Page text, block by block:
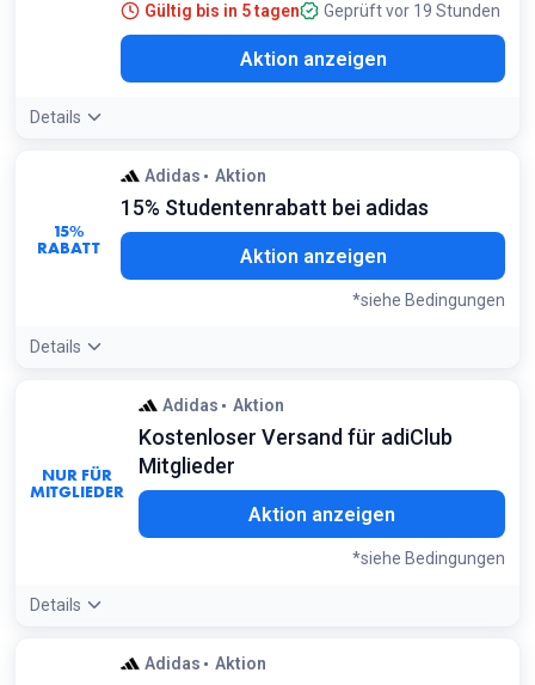
Gültig bis in 5 tagen Geprüft vor 19 Stunden
Aktion anzeigen
Details
15%
RABATT
Adidas Aktion
15% Studentenrabatt bei adidas
Aktion anzeigen
*siehe Bedingungen
Details
Verifiziere deinen Studentenstatus über
UNiDAYS, um dir den exklusiven Rabattcode zu sichern
Nur für verifizierte Studenten über UNiDAYS. Es gelten die
Geschäftsbedingungen
NUR FÜR
MITGLIEDER
Adidas Aktion
Kostenloser Versand für adiClub
Mitglieder
Aktion anzeigen
*siehe Bedingungen
Details
Angebotsdetails:Logge dich vor der Bestellung in dein
adiClub-Konto ein, um die Versandkosten automatisch zu
Adidas Aktion